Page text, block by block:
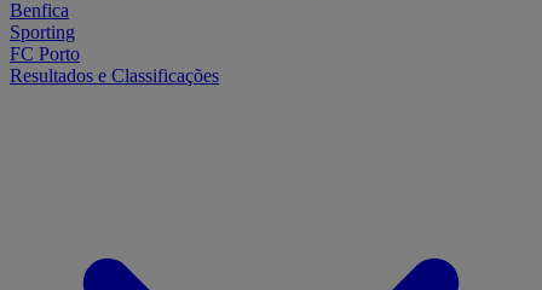
Benfica
Sporting
FC Porto
Resultados e Classificações